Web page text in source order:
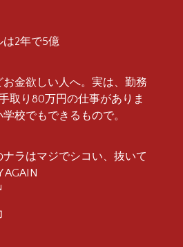
は2年で5億
金欲しい人へ。実は、勤務
取り80万円の仕事がありま
校でもできるもので。
ラはマジでシコい、抜いて